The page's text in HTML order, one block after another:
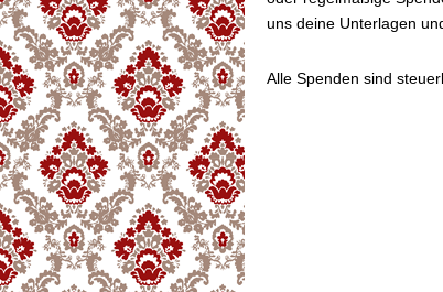
uns deine Unterlagen
Alle Spenden sind